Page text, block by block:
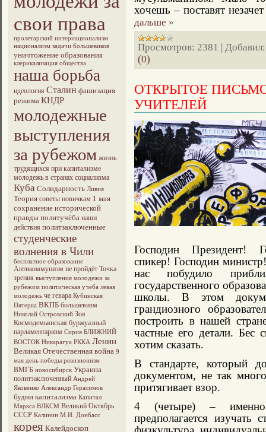
свои права
пролетарский интернационализм
национализм задачи большевиков
уничтожение образования
клерикализация общества
наша борьба
идеология Сталин фашизация
режима КНДР
молодежные
выступления
за рубежом жизнь
трудящихся при капитализме
молодежь в странах социализма
Куба Солидарность Ливия
Теория советы новичкам 1 мая
сохранение исторической
правды политучёба наши
действия политзаключенные
студенческие
волнения в Чили
бесплатное образование
Антикоммунизм не пройдёт Точка
зрения выступления молодежи за
рубежом политическая учеба левая
молодежь че гевара Кубинская
Пятерка ВКПБ большевизм
Николай Островский Зоя
Космодемьянская буржуазный
парламентаризм Сирия БЛИЖНИЙ
ВОСТОК Никарагуа РККА Ленин
Великая Отечественная война 9
мая день победы ревизионизм
ВМГБ новосибирск Украина
политзаключенный Андрей
Яковенко Александр Герасимов
будни капитализма Капитал
Маркса ВЛКСМ Великий Октябрь
СССР Калинин М.И. Донбасс
корея Калейдоскоп
хочешь – поставят
дальше »
Просмотров: 2381 | Добавил:
(0)
ОТКРЫТОЕ
УЧИТЕЛЕЙ
Господин Президент!
спикер! Господин
нас побудило
государственного
школы. В этом
грандиозного
построить в нашей
частные его детали.
хотим сказать.
В стандарте, который
документом, не так
притягивает взор.
4 (четыре) – именно
предполагается